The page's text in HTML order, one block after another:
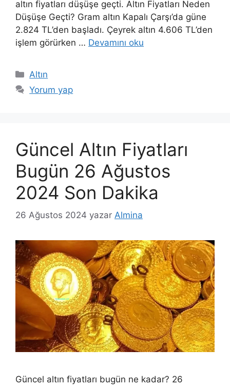
altın fiyatları düşüşe geçti. Altın Fiyatları Neden
Düşüşe Geçti? Gram altın Kapalı Çarşı’da güne
2.824 TL’den başladı. Çeyrek altın 4.606 TL’den
işlem görürken … Devamını oku
Kategoriler
Altın
Yorum yap
Güncel Altın Fiyatları
Bugün 26 Ağustos
2024 Son Dakika
26 Ağustos 2024 yazar Almina
Güncel altın fiyatları bugün ne kadar? 26